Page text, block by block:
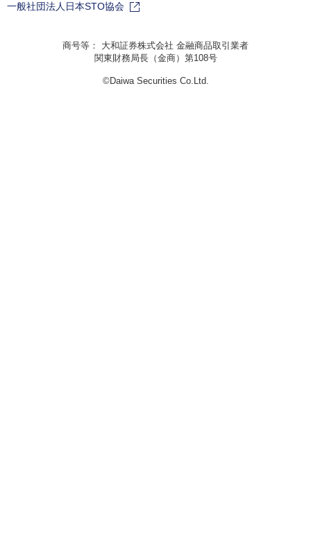
一般社団法人日本STO協会
商号等： 大和証券株式会社 金融商品取引業者
関東財務局長（金商）第108号
©Daiwa Securities Co.Ltd.